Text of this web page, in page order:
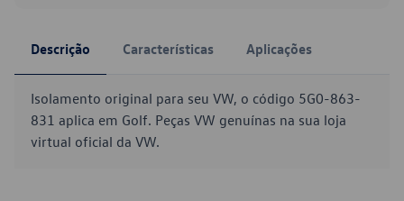
Descrição Características Aplicações
Isolamento original para seu VW, o código 5G0-863-
831 aplica em Golf. Peças VW genuínas na sua loja
virtual oficial da VW.